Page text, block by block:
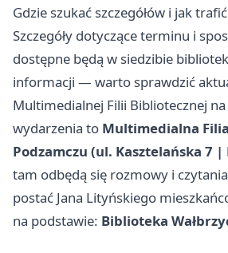
Gdzie szukać szczegółów i jak
Szczegóły dotyczące terminu i
dostępne będą w siedzibie
informacji — warto sprawdzić
Multimedialnej Filii Bibliotecznej
wydarzenia to Multimedialna
Podzamczu (ul. Kasztelańska 7 |
tam odbędą się rozmowy i
postać Jana Lityńskiego
na podstawie: Biblioteka